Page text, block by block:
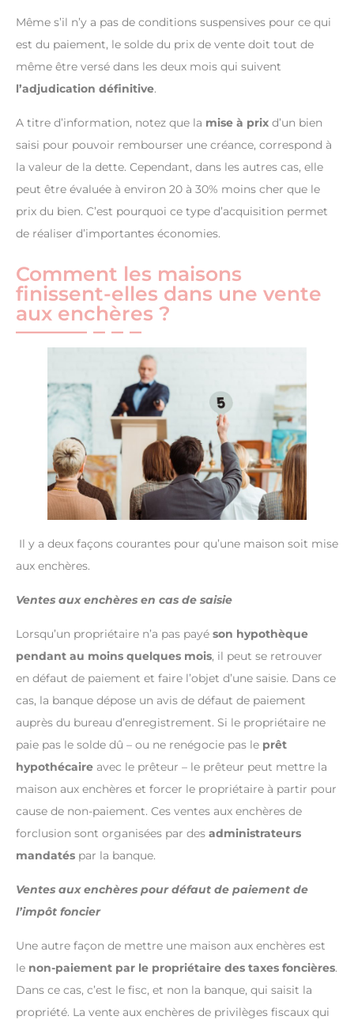
Même s’il n’y a pas de conditions suspensives pour ce qui
est du paiement, le solde du prix de vente doit tout de
même être versé dans les deux mois qui suivent
l’adjudication définitive.
A titre d’information, notez que la mise à prix d’un bien
saisi pour pouvoir rembourser une créance, correspond à
la valeur de la dette. Cependant, dans les autres cas, elle
peut être évaluée à environ 20 à 30% moins cher que le
prix du bien. C’est pourquoi ce type d’acquisition permet
de réaliser d’importantes économies.
Comment les maisons
finissent-elles dans une vente
aux enchères ?
Il y a deux façons courantes pour qu’une maison soit mise
aux enchères.
Ventes aux enchères en cas de saisie
Lorsqu’un propriétaire n’a pas payé son hypothèque
pendant au moins quelques mois, il peut se retrouver
en défaut de paiement et faire l’objet d’une saisie. Dans ce
cas, la banque dépose un avis de défaut de paiement
auprès du bureau d’enregistrement. Si le propriétaire ne
paie pas le solde dû – ou ne renégocie pas le prêt
hypothécaire avec le prêteur – le prêteur peut mettre la
maison aux enchères et forcer le propriétaire à partir pour
cause de non-paiement. Ces ventes aux enchères de
forclusion sont organisées par des administrateurs
mandatés par la banque.
Ventes aux enchères pour défaut de paiement de
l’impôt foncier
Une autre façon de mettre une maison aux enchères est
le non-paiement par le propriétaire des taxes foncières.
Dans ce cas, c’est le fisc, et non la banque, qui saisit la
propriété. La vente aux enchères de privilèges fiscaux qui